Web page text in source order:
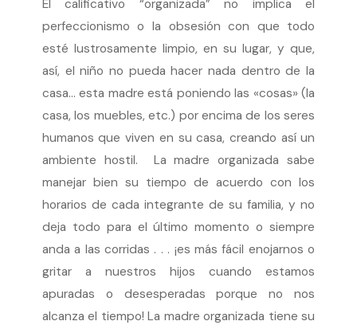
El calificativo “organizada” no implica el
perfeccionismo o la obsesión con que todo
esté lustrosamente limpio, en su lugar, y que,
así, el niño no pueda hacer nada dentro de la
casa… esta madre está poniendo las «cosas» (la
casa, los muebles, etc.) por encima de los seres
humanos que viven en su casa, creando así un
ambiente hostil. La madre organizada sabe
manejar bien su tiempo de acuerdo con los
horarios de cada integrante de su familia, y no
deja todo para el último momento o siempre
anda a las corridas . . . ¡es más fácil enojarnos o
gritar a nuestros hijos cuando estamos
apuradas o desesperadas porque no nos
alcanza el tiempo! La madre organizada tiene su